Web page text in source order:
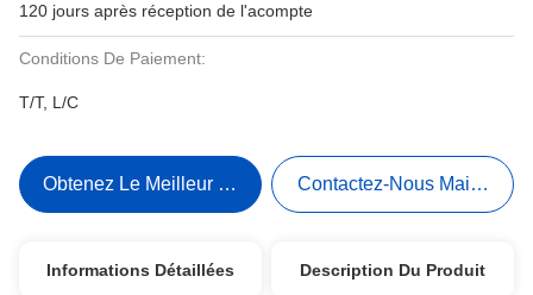
120 jours après réception de l'acompte
Conditions De Paiement:
T/T, L/C
Obtenez Le Meilleur Prix Contactez-Nous Maintenant
Informations Détaillées Description Du Produit